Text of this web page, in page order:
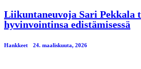
Liikuntaneuvoja Sari Pekkala
hyvinvointinsa edistämisessä
Hankkeet 24. maaliskuuta, 2026